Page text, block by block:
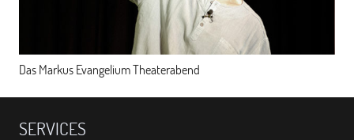
Das Markus Evangelium Theaterabend
SERVICES